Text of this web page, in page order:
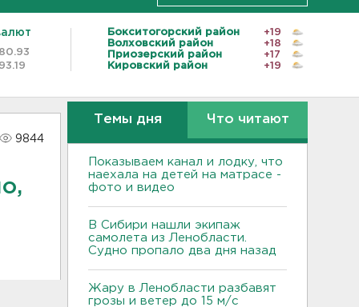
Бокситогорский район
+19
Волховский район
+18
Приозерский район
+17
Кировский район
+19
9844
Темы дня Что читают
Показываем канал и лодку, что
наехала на детей на матрасе -
фото и видео
В Сибири нашли экипаж
самолета из Ленобласти.
Судно пропало два дня назад
Жару в Ленобласти разбавят
грозы и ветер до 15 м/с